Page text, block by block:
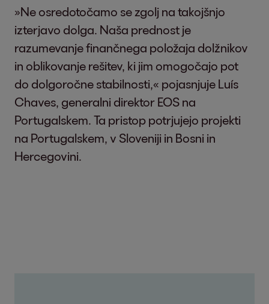
»Ne osredotočamo se zgolj na takojšnjo
izterjavo dolga. Naša prednost je
razumevanje finančnega položaja dolžnikov
in oblikovanje rešitev, ki jim omogočajo pot
do dolgoročne stabilnosti,« pojasnjuje Luís
Chaves, generalni direktor EOS na
Portugalskem. Ta pristop potrjujejo projekti
na Portugalskem, v Sloveniji in Bosni in
Hercegovini.